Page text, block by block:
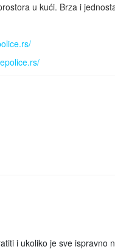
u kući. Brza i
i ukoliko je sve